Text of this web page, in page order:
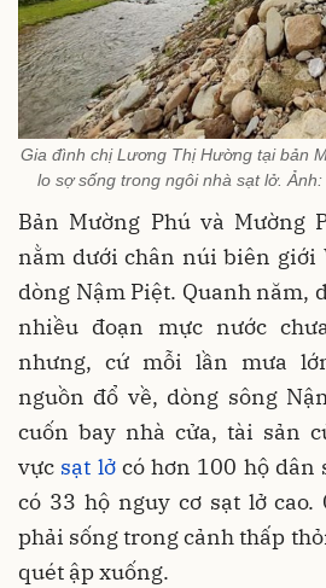
Gia đình chị Lương Thị Hường tại bản
lo sợ sống trong ngôi nhà sạt lở.
Bản Mường Phú và Mường
nằm dưới chân núi biên giới
dòng Nậm Piệt. Quanh năm,
nhiều đoạn mực nước
nhưng, cứ mỗi lần mưa
nguồn đổ về, dòng sông
cuốn bay nhà cửa, tài sản
vực sạt lởcó hơn 100 hộ dân
có 33 hộ nguy cơ sạt lở cao.
phải sống trong cảnh thấp
quét ập xuống.